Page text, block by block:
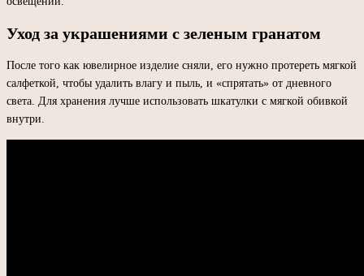
Уход за украшениями с зеленым гранатом
После того как ювелирное изделие сняли, его нужно протереть мягкой
салфеткой, чтобы удалить влагу и пыль, и «спрятать» от дневного
света. Для хранения лучше использовать шкатулки с мягкой обивкой
внутри.